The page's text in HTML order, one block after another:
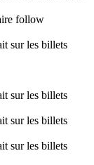
follow
sur les billets
sur les billets
sur les billets
sur les billets